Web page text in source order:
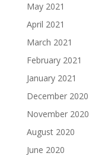
May 2021
April 2021
March 2021
February 2021
January 2021
December 2020
November 2020
August 2020
June 2020